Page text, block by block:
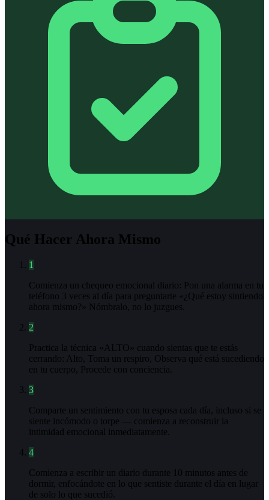
Qué Hacer Ahora Mismo
1
Comienza un chequeo emocional diario: Pon una alarma en tu
teléfono 3 veces al día para preguntarte «¿Qué estoy sintiendo
ahora mismo?» Nómbralo, no lo juzgues.
2
Practica la técnica «ALTO» cuando sientas que te estás
cerrando: Alto, Toma un respiro, Observa qué está sucediendo
en tu cuerpo, Procede con conciencia.
3
Comparte un sentimiento con tu esposa cada día, incluso si se
siente incómodo o torpe — comienza a reconstruir la
intimidad emocional inmediatamente.
4
Comienza a escribir un diario durante 10 minutos antes de
dormir, enfocándote en lo que sentiste durante el día en lugar
de solo lo que sucedió.